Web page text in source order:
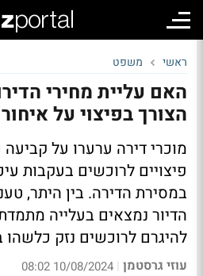
ראשי משפט
האם עליית מחירי
הצורך בפיצוי על
מוכרי דירה ערערו על
פיצויים לרוכשים בעקבות
במסירת הדירה. בין היתר,
הדיור נמצאים בעלייה
להיגרם לרוכשים נזק
עוזי גרסטמן |
10/08/2024 08:02